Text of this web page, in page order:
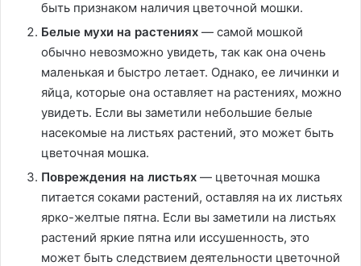
быть признаком наличия цветочной мошки.
Белые мухи на растениях — самой мошкой
обычно невозможно увидеть, так как она очень
маленькая и быстро летает. Однако, ее личинки и
яйца, которые она оставляет на растениях, можно
увидеть. Если вы заметили небольшие белые
насекомые на листьях растений, это может быть
цветочная мошка.
Повреждения на листьях — цветочная мошка
питается соками растений, оставляя на их листьях
ярко-желтые пятна. Если вы заметили на листьях
растений яркие пятна или иссушенность, это
может быть следствием деятельности цветочной